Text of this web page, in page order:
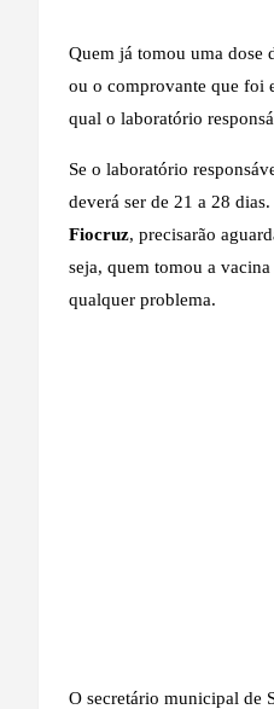
Quem já tomou uma dose
ou o comprovante que foi
qual o laboratório
Se o laboratório
deverá ser de 21 a 28
Fiocruz, precisarão
seja, quem tomou a
qualquer problema.
O secretário municipal de